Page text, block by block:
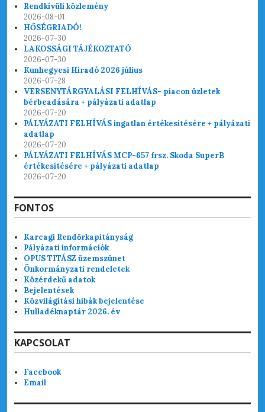
Rendkívüli közlemény
2026-08-01
HŐSÉGRIADÓ!
2026-07-30
LAKOSSÁGI TÁJÉKOZTATÓ
2026-07-30
Kunhegyesi Híradó 2026 július
2026-07-28
VERSENYTÁRGYALÁSI FELHÍVÁS- piacon üzletek
bérbeadására + pályázati adatlap
2026-07-20
PÁLYÁZATI FELHÍVÁS ingatlan értékesítésére + pályázati
adatlap
2026-07-20
PÁLYÁZATI FELHÍVÁS MCP-657 frsz. Skoda SuperB
értékesítésére + pályázati adatlap
2026-07-20
FONTOS
Karcagi Rendőrkapitányság
Pályázati információk
OPUS TITÁSZ üzemszünet
Önkormányzati rendeletek
Közérdekű adatok
Bejelentések
Közvilágítási hibák bejelentése
Hulladéknaptár 2026. év
KAPCSOLAT
Facebook
Email